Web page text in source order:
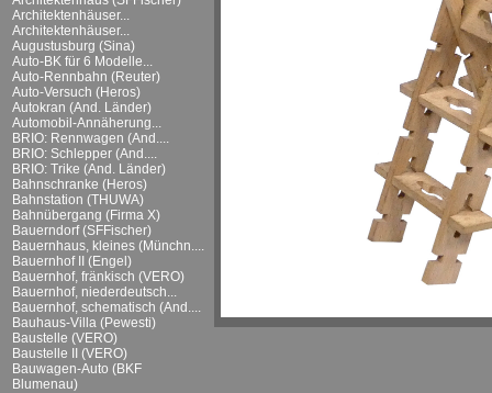
Architektenhäuser...
Architektenhäuser...
Augustusburg (Sina)
Auto-BK für 6 Modelle...
Auto-Rennbahn (Reuter)
Auto-Versuch (Heros)
Autokran (And. Länder)
Automobil-Annäherung...
BRIO: Rennwagen (And....
BRIO: Schlepper (And....
BRIO: Trike (And. Länder)
Bahnschranke (Heros)
Bahnstation (THUWA)
Bahnübergang (Firma X)
Bauerndorf (SFFischer)
Bauernhaus, kleines (Münchn....
Bauernhof II (Engel)
Bauernhof, fränkisch (VERO)
Bauernhof, niederdeutsch...
Bauernhof, schematisch (And....
Bauhaus-Villa (Pewesti)
Baustelle (VERO)
Baustelle II (VERO)
Bauwagen-Auto (BKF
Blumenau)